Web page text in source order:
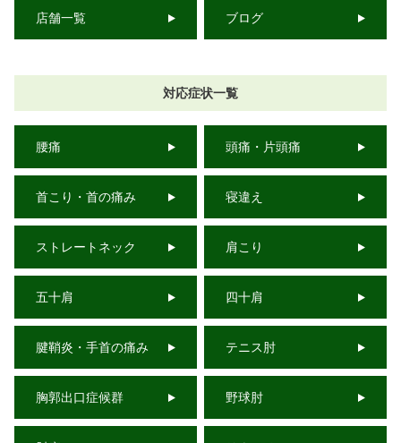
店舗一覧 ブログ
対応症状一覧
腰痛 頭痛・片頭痛
首こり・首の痛み 寝違え
ストレートネック 肩こり
五十肩 四十肩
腱鞘炎・手首の痛み テニス肘
胸郭出口症候群 野球肘